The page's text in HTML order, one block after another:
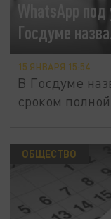
WhatsApp под
Госдуме
15 ЯНВАРЯ 15:54
В Госдуме
сроком
ОБЩЕСТВО